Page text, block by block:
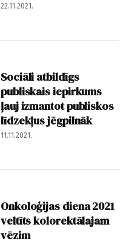
22.11.2021.
Sociāli atbildīgs
publiskais iepirkums
ļauj izmantot publiskos
līdzekļus jēgpilnāk
11.11.2021.
Onkoloģijas diena 2021
veltīts kolorektālajam
vēzim